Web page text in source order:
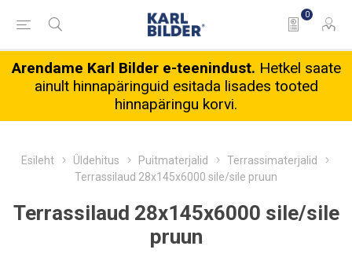
0
Arendame Karl Bilder e-teenindust. Hetkel saate
ainult hinnapäringuid esitada lisades tooted
hinnapäringu korvi.
Esileht Üldehitus Puitmaterjalid
Terrassimaterjalid
Terrassilaud 28x145x6000 sile/sile pruun
Terrassilaud 28x145x6000 sile/sile
pruun